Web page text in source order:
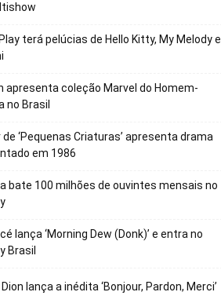
Play terá pelúcias de Hello Kitty, My Melody e
apresenta coleção Marvel do Homem-
no Brasil
de ‘Pequenas Criaturas’ apresenta drama
em 1986
bate 100 milhões de ouvintes mensais no
lança ‘Morning Dew (Donk)’ e entra no
Brasil
lança a inédita ‘Bonjour, Pardon, Merci’